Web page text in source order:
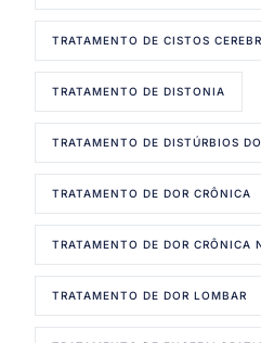
TRATAMENTO DE CISTOS
TRATAMENTO DE DISTONIA
TRATAMENTO DE DISTÚRBIOS
TRATAMENTO DE DOR CRÔNICA
TRATAMENTO DE DOR CRÔNICA
TRATAMENTO DE DOR LOMBAR